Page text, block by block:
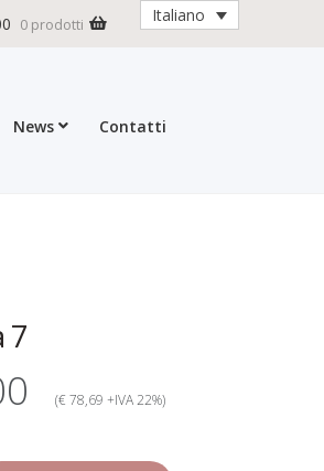
0 prodotti Italiano
News
Contatti
7
(€ 78,69 +IVA 22%)